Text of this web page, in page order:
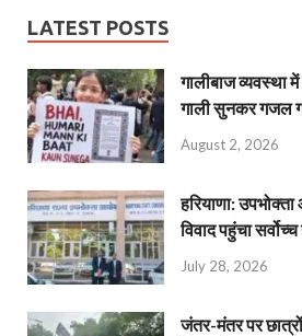
LATEST POSTS
गालीबाज व्‍यवस्‍था
गाली सुनकर गजल
August 2, 2026
हरियाणा:
विवाद पहुंचा
July 28, 2026
जंतर-मंतर पर